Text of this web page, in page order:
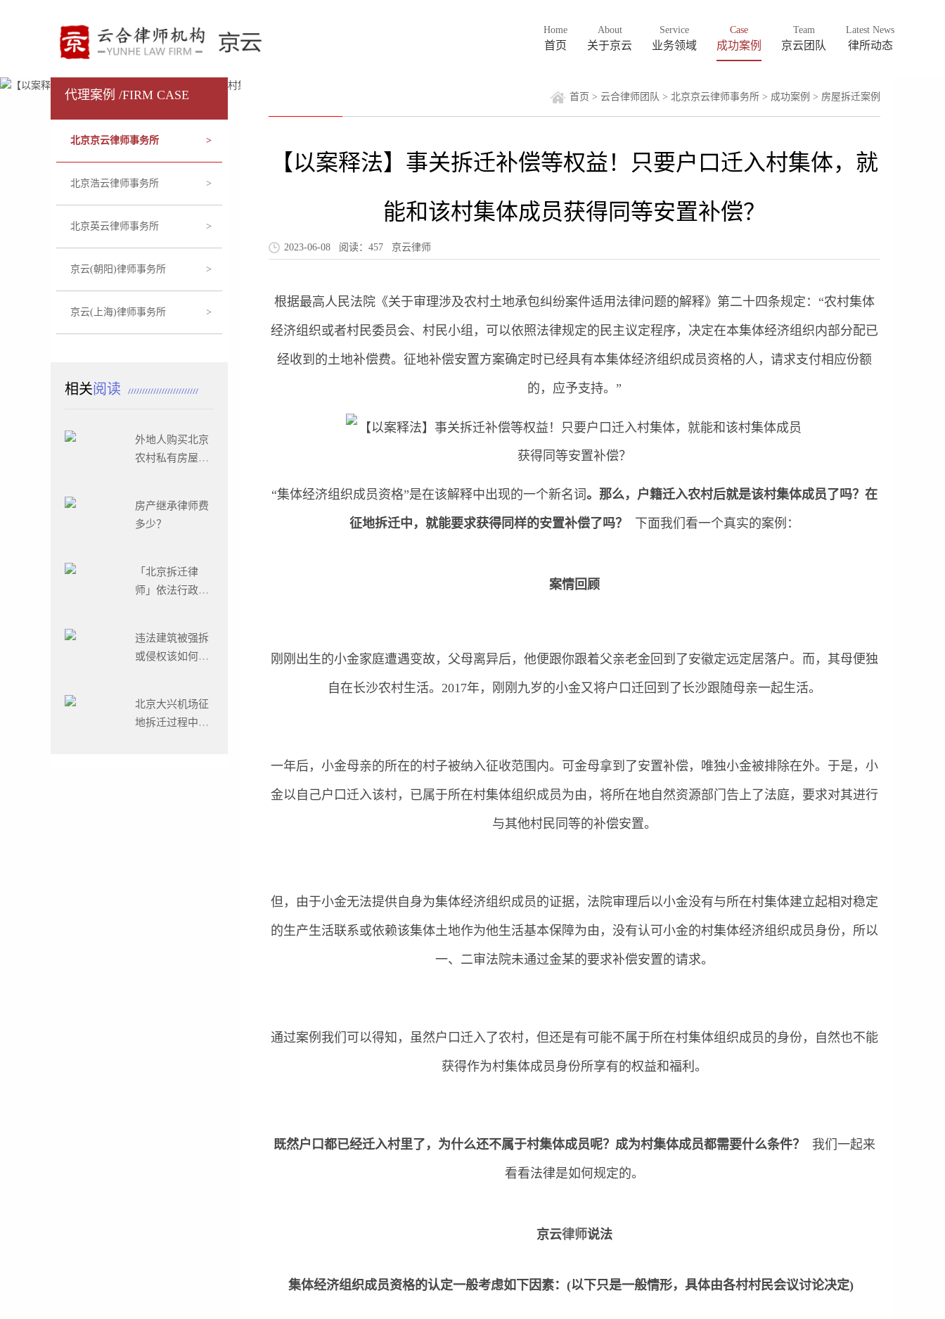
Home
首页
About
关于京云
Service
业务领域
Case
成功案例
Team
京云团队
Latest News
律所动态
代理案例 /FIRM CASE
北京京云律师事务所 >
北京浩云律师事务所 >
北京英云律师事务所 >
京云(朝阳)律师事务所 >
京云(上海)律师事务所 >
相关阅读
外地人购买北京
农村私有房屋后
房产继承律师费
多少？
「北京拆迁律
师」依法行政不
对！
违法建筑被强拆
或侵权该如何维
北京大兴机场征
地拆迁过程中应
首页 > 云合律师团队 > 北京京云律师事务所 > 成功案例 > 房屋拆迁案例
【以案释法】事关拆迁补偿等权益！只要户口迁入村集体，就
能和该村集体成员获得同等安置补偿？
2023-06-08 阅读：457 京云律师
根据最高人民法院《关于审理涉及农村土地承包纠纷案件适用法律问题的解释》第二十四条规定：“农村集体
经济组织或者村民委员会、村民小组，可以依照法律规定的民主议定程序，决定在本集体经济组织内部分配已
经收到的土地补偿费。征地补偿安置方案确定时已经具有本集体经济组织成员资格的人，请求支付相应份额
的，应予支持。”
“集体经济组织成员资格”是在该解释中出现的一个新名词 。那么，户籍迁入农村后就是该村集体成员了吗？在
征地拆迁中，就能要求获得同样的安置补偿了吗？ 下面我们看一个真实的案例：
案情回顾
刚刚出生的小金家庭遭遇变故，父母离异后，他便跟你跟着父亲老金回到了安徽定远定居落户。而，其母便独
自在长沙农村生活。2017年，刚刚九岁的小金又将户口迁回到了长沙跟随母亲一起生活。
一年后，小金母亲的所在的村子被纳入征收范围内。可金母拿到了安置补偿，唯独小金被排除在外。于是，小
金以自己户口迁入该村，已属于所在村集体组织成员为由，将所在地自然资源部门告上了法庭，要求对其进行
与其他村民同等的补偿安置。
但，由于小金无法提供自身为集体经济组织成员的证据，法院审理后以小金没有与所在村集体建立起相对稳定
的生产生活联系或依赖该集体土地作为他生活基本保障为由，没有认可小金的村集体经济组织成员身份，所以
一、二审法院未通过金某的要求补偿安置的请求。
通过案例我们可以得知，虽然户口迁入了农村，但还是有可能不属于所在村集体组织成员的身份，自然也不能
获得作为村集体成员身份所享有的权益和福利。
既然户口都已经迁入村里了，为什么还不属于村集体成员呢？成为村集体成员都需要什么条件？ 我们一起来
看看法律是如何规定的。
京云律师说法
集体经济组织成员资格的认定一般考虑如下因素：(以下只是一般情形，具体由各村村民会议讨论决定)